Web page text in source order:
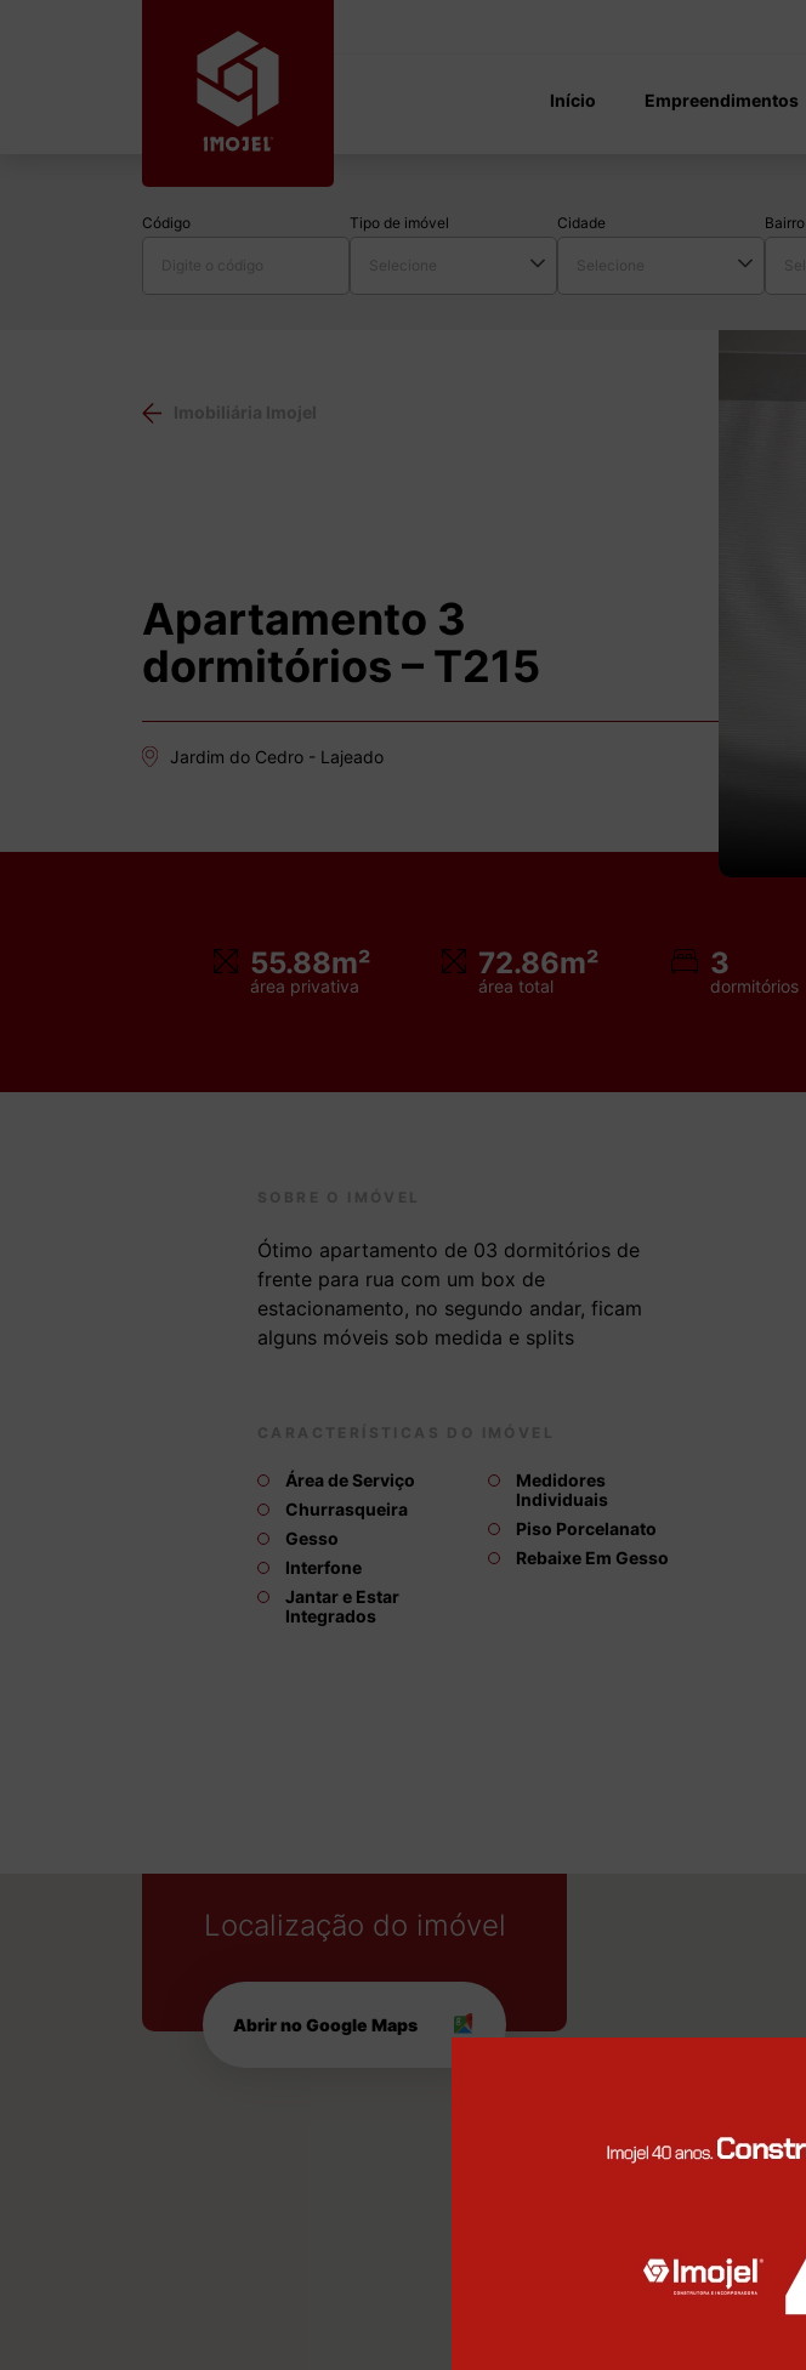
Início Empreendimentos
Código Tipo de imóvel Cidade Bairro
Apartamento 3
dormitórios – T215
Jardim do Cedro - Lajeado
55.88m²
área privativa
72.86m²
área total
3
dormitórios
Ótimo apartamento de 03 dormitórios de
frente para rua com um box de
estacionamento, no segundo andar, ficam
alguns móveis sob medida e splits
Área de Serviço
Churrasqueira
Gesso
Interfone
Jantar e Estar
Integrados
Medidores
Individuais
Piso Porcelanato
Rebaixe Em Gesso
Localização do imóvel
Abrir no Google Maps